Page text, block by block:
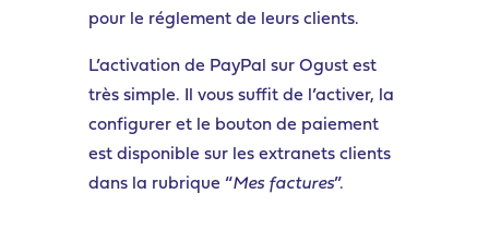
pour le réglement de leurs clients.
L’activation de PayPal sur Ogust est
très simple. Il vous suffit de l’activer, la
configurer et le bouton de paiement
est disponible sur les extranets clients
dans la rubrique “Mes factures”.